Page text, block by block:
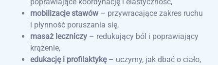
mobilizacje stawów– przywracające zakres ruchu
i płynność poruszania się,
masaż leczniczy – redukujący ból i poprawiający
krążenie,
edukację i profilaktykę– uczymy, jak dbać o ciało,